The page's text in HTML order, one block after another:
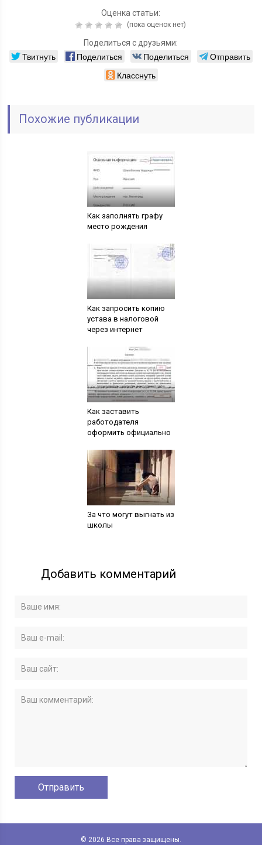
Оценка статьи:
(пока оценок нет)
Поделиться с друзьями:
Твитнуть Поделиться Поделиться
Отправить
Класснуть
Похожие публикации
Как заполнять графу
место рождения
Как запросить копию
устава в налоговой
через интернет
Как заставить
работодателя
оформить официально
За что могут выгнать из
школы
Добавить комментарий
© 2026 Все права защищены.